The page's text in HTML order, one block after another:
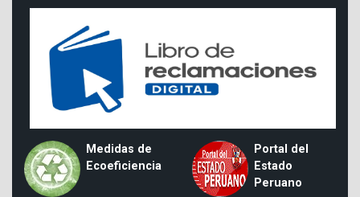
Medidas de
Ecoeficiencia
Portal del
Estado
Peruano